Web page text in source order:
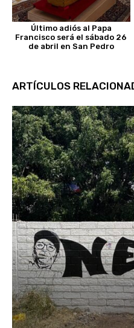
Último adiós al Papa
Francisco será el sábado 26
de abril en San Pedro
ARTÍCULOS